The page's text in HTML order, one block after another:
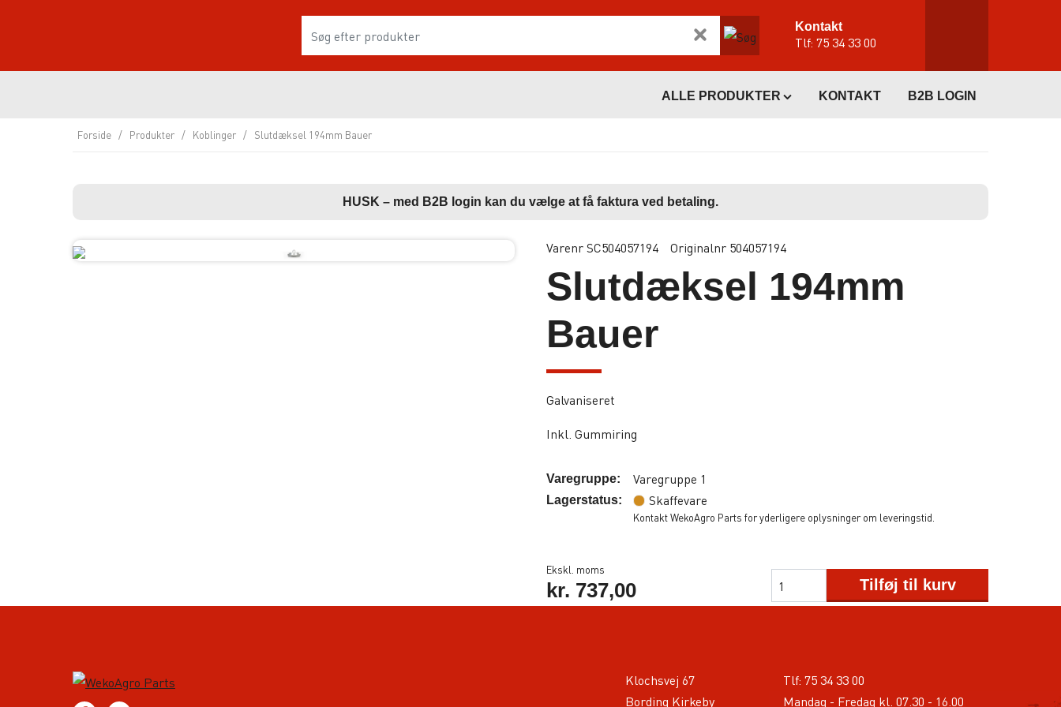
Kontakt
Tlf:75 34 33 00
ALLE PRODUKTER KONTAKT B2B LOGIN
Forside / Produkter / Koblinger / Slutdæksel 194mm Bauer
HUSK – med B2B login kan du vælge at få faktura ved betaling.
Varenr SC504057194 Originalnr 504057194
Slutdæksel 194mm
Bauer
Galvaniseret
Inkl. Gummiring
Varegruppe: Varegruppe 1
Lagerstatus: Skaffevare
Kontakt WekoAgro Parts for yderligere oplysninger om leveringstid.
Ekskl. moms
kr. 737,00 Tilføj til kurv
Klochsvej 67
Bording Kirkeby
Tlf: 75 34 33 00
Mandag - Fredag kl. 07.30 - 16.00